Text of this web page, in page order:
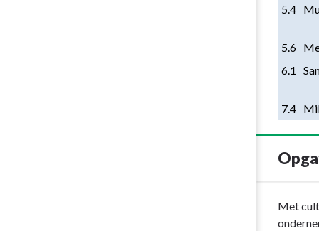
5.4
5.6
6.1
7.4
TerugMet